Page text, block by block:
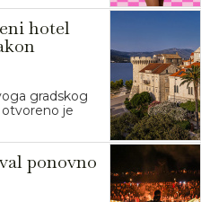
hotel
gradskog
otvoreno je
ponovno